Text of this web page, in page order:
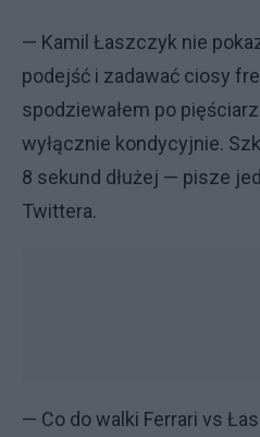
— Kamil Łaszczyk nie
podejść i zadawać ciosy
spodziewałem po
wyłącznie kondycyjnie.
8 sekund dłużej — pisze
Twittera.
— Co do walki Ferrari vs